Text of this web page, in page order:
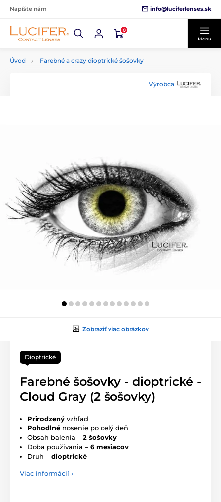
Napíšte nám info@luciferlenses.sk
0
Menu
Úvod Farebné a crazy dioptrické šošovky
Výrobca
Zobraziť viac obrázkov
Dioptrické
Farebné šošovky - dioptrické -
Cloud Gray (2 šošovky)
Prirodzený vzhľad
Pohodlné nosenie po celý deň
Obsah balenia – 2 šošovky
Doba používania – 6 mesiacov
Druh – dioptrické
Viac informácií ›